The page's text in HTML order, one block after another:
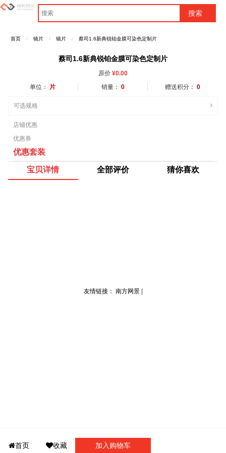
首页 镜片 镜片 蔡司1.6新典锐铂金膜可染色定制片
蔡司1.6新典锐铂金膜可染色定制片
原价 ¥0.00
单位：
片 销量： 0 赠送积分： 0
可选规格
店铺优惠
优惠券
首页 收藏 加入购物车
优惠套装
宝贝详情 全部评价 猜你喜欢
友情链接： 南方网景 |
门诊介绍 门诊导航 我要咨询